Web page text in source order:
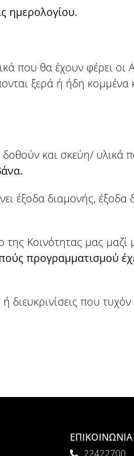
ημερολογίου.
που θα έχουν φέρει οι
ξερά ή ήδη κομμένα
και σκεύη/ υλικά
έξοδα διαμονής,
Κοινότητας μας
προγραμματισμού
διευκρινίσεις που τυχόν
ΕΠΙΚΟΙΝΩΝΙΑ